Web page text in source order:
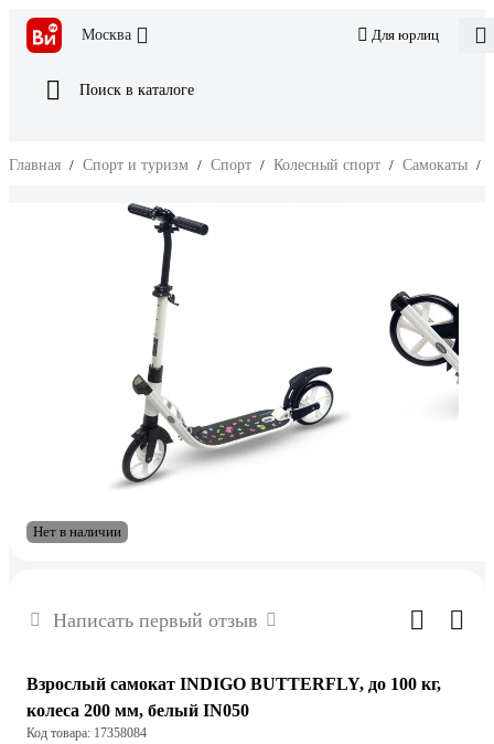
Москва Для юрлиц
Поиск в каталоге
Главная / Спорт и туризм / Спорт / Колесный спорт / Самокаты /
Нет в наличии
Написать первый отзыв
Взрослый самокат INDIGO BUTTERFLY, до 100 кг,
колеса 200 мм, белый IN050
Код товара: 17358084